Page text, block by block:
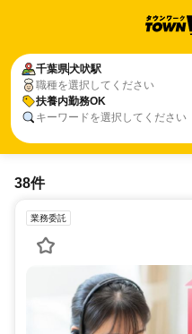
千葉県犬吠駅
職種を選択してください
扶養内勤務OK
キーワードを選択してください
38件
業務委託